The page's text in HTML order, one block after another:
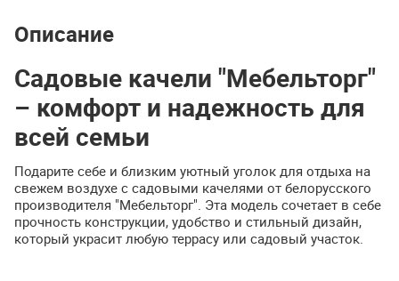
Описание
Садовые качели "Мебельторг"
– комфорт и надежность для
всей семьи
Подарите себе и близким уютный уголок для отдыха на
свежем воздухе с садовыми качелями от белорусского
производителя "Мебельторг". Эта модель сочетает в себе
прочность конструкции, удобство и стильный дизайн,
который украсит любую террасу или садовый участок.